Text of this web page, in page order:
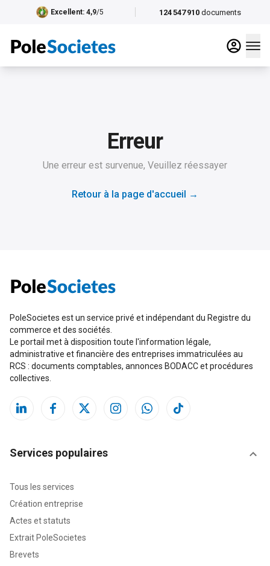
124 547 910 documents
Excellent: 4,9/5
Erreur
Une erreur est survenue, Veuillez réessayer
Retour à la page d'accueil →
PoleSocietes est un service privé et indépendant du Registre du
commerce et des sociétés.
Le portail met à disposition toute l'information légale,
administrative et financière des entreprises immatriculées au
RCS : documents comptables, annonces BODACC et procédures
collectives.
Services populaires
Tous les services
Création entreprise
Actes et statuts
Extrait PoleSocietes
Brevets